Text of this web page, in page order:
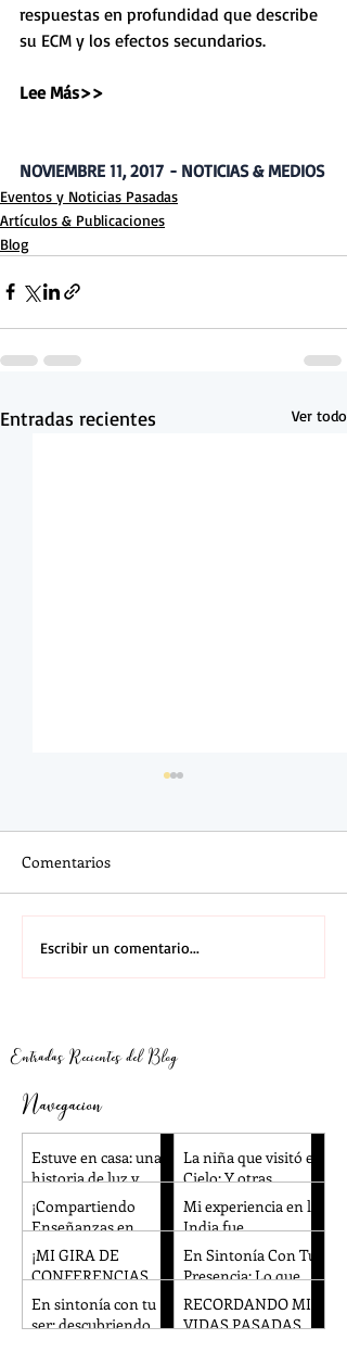
respuestas en profundidad que describe
su ECM y los efectos secundarios.
Lee Más>>
NOVIEMBRE 11, 2017 - NOTICIAS & MEDIOS
Eventos y Noticias Pasadas
Artículos & Publicaciones
Blog
Entradas recientes Ver todo
Ola de Meditación
Planetaria - 2023 - 2024
Comentarios
Escribir un comentario...
Entradas Recientes del Blog
Navegacion
Estuve en casa: una
historia de luz y
recuerdo.
La niña que visitó el
Cielo: Y otras
experiencias
cercanas a la
infancia
¡Compartiendo
Enseñanzas en
Alemania y la
República Checa!
Mi experiencia en la
India fue
absolutamente
increíble.
¡MI GIRA DE
CONFERENCIAS
POR EUROPA FUE
REALMENTE
En Sintonía Con Tu
Presencia: Lo que
esta en el camino
ES el camino
En sintonía con tu
ser: descubriendo
RECORDANDO MIS
VIDAS PASADAS